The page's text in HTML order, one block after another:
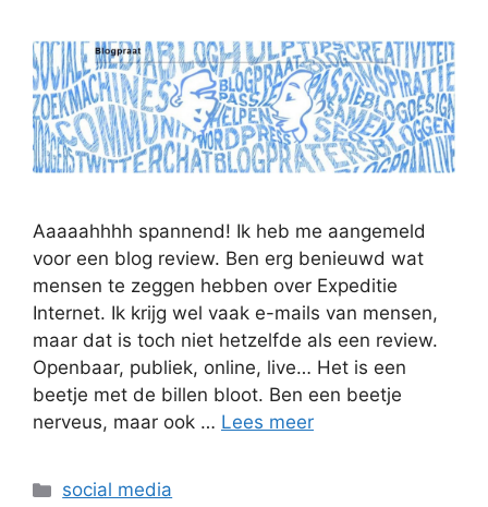
Aaaaahhhh spannend! Ik heb me aangemeld
voor een blog review. Ben erg benieuwd wat
mensen te zeggen hebben over Expeditie
Internet. Ik krijg wel vaak e-mails van mensen,
maar dat is toch niet hetzelfde als een review.
Openbaar, publiek, online, live… Het is een
beetje met de billen bloot. Ben een beetje
nerveus, maar ook … Lees meer
Categorieën
social media